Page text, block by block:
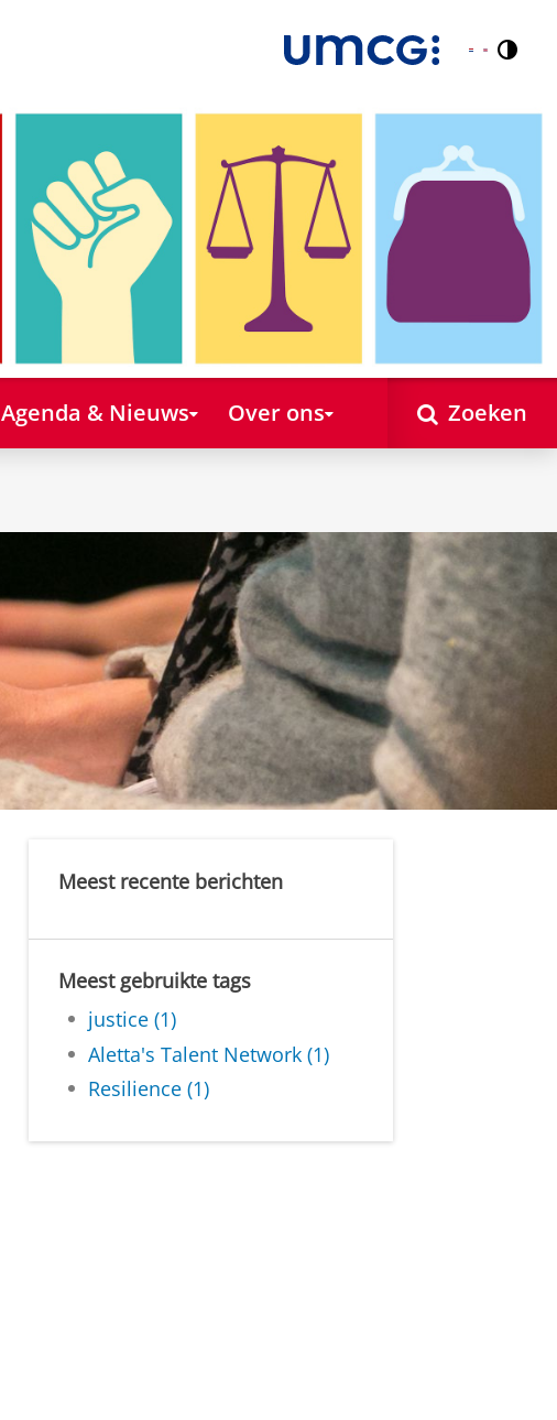
Nederlands
English
Agenda & Nieuws Over ons Zoeken
Meest recente berichten
Meest gebruikte tags
justice (1)
Aletta's Talent Network (1)
Resilience (1)